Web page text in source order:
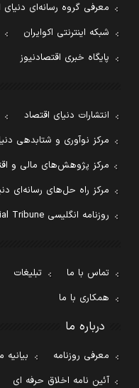
معرفی گروه رسانه‌ای دنیای
شبکه اینترنتی اکوایران
پایگاه خبری اقتصادنیوز
انتشارات دنیای اقتصاد
مرکز نوآوری و شتابدهی
مرکز پژوهش‌های مالی و
مرکز راه حل‌های رسانه‌ای
روزنامه انگلیسی Financial Tribune
تماس با ما تبلیغات
همکاری با ما
درباره ما
معرفی روزنامه
آئین نامه اخلاق حرفه ای